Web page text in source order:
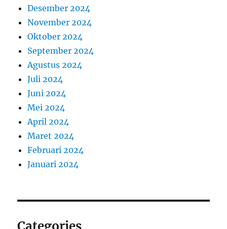
Desember 2024
November 2024
Oktober 2024
September 2024
Agustus 2024
Juli 2024
Juni 2024
Mei 2024
April 2024
Maret 2024
Februari 2024
Januari 2024